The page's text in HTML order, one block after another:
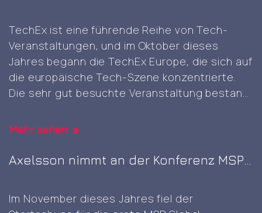
visit
and
self-
signed
root
generation
TechEx ist eine führende Reihe von Tech-
Veranstaltungen, und im Oktober dieses
Jahres begann die TechEx Europe, die sich auf
die europäische Tech-Szene konzentrierte.
Die sehr gut besuchte Veranstaltung bestand
Ausstellungen, die am selben
jeweils auf verschiedene Bereiche
digitale… Axelsson
Mehr sehen
Axelsson nimmt an der Konferenz MSP
Im November dieses Jahres fiel der